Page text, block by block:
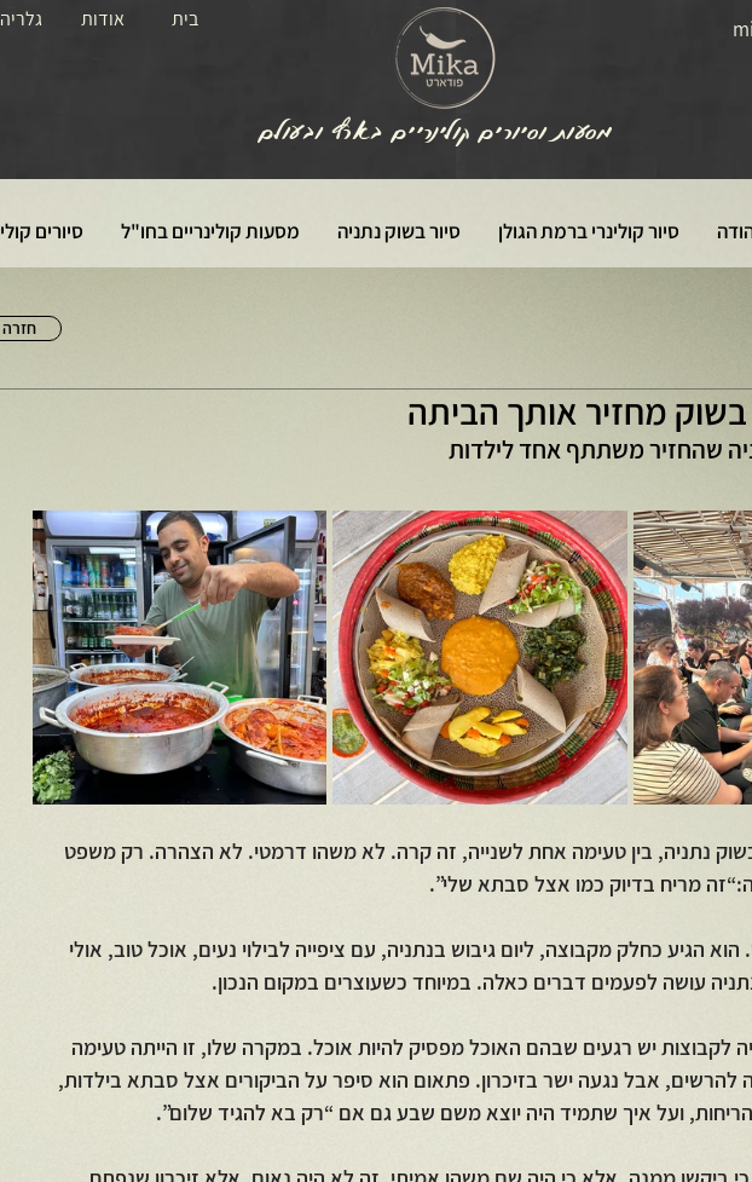
גלריה אודות בית
מסעות וסיורים קולינריים בארץ ובעולם
סיור קולינרי ברמת הגולן סיור בשוק נתניה מסעות קולינריים בחו"ל סיורים
חזרה
מחזיר אותך הביתה
שהחזיר משתתף אחד לילדות
בשוק נתניה, בין טעימה אחת לשנייה, זה קרה. לא משהו דרמטי. לא הצהרה. רק משפט
מריח בדיוק כמו אצל סבתא שלי”.
הגיע כחלק מקבוצה, ליום גיבוש בנתניה, עם ציפייה לבילוי נעים, אוכל טוב, אולי
עושה לפעמים דברים כאלה. במיוחד כשעוצרים במקום הנכון.
לקבוצות יש רגעים שבהם האוכל מפסיק להיות אוכל. במקרה שלו, זו הייתה טעימה
אבל נגעה ישר בזיכרון. פתאום הוא סיפר על הביקורים אצל סבתא בילדות,
ועל איך שתמיד היה יוצא משם שבע גם אם “רק בא להגיד שלום”.